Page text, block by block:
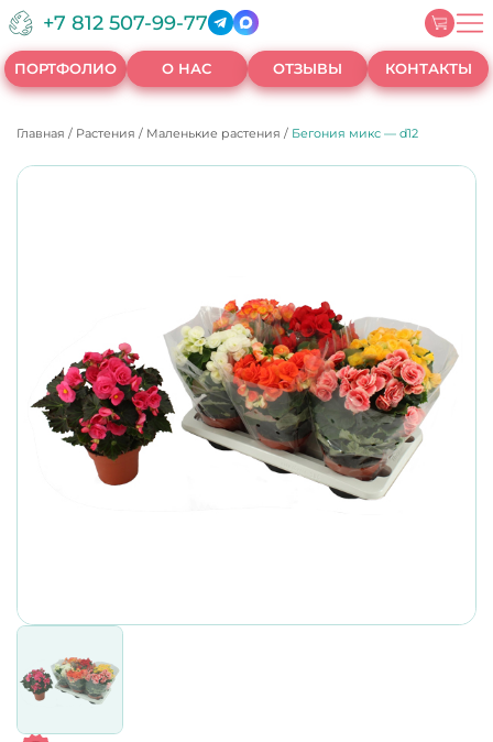
+7 812 507-99-77
ПОРТФОЛИО О НАС ОТЗЫВЫ КОНТАКТЫ
Главная / Растения / Маленькие растения / Бегония микс — d12